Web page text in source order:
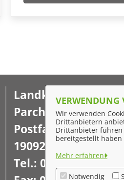
Landkreis
Parchim
Postfach 16 02 20
19092 Schwerin
Tel.: 03871 722-0
VERWENDUNG
Wir verwenden
Drittanbietern
Drittanbieter führen
bereitgestellt
Mehr erfahren
Notwendig